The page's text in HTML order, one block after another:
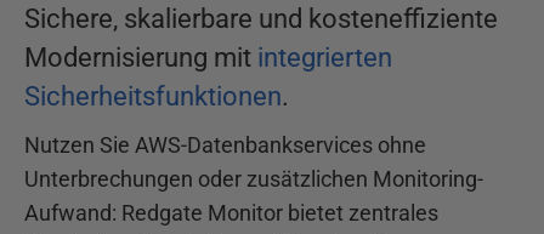
Sichere, skalierbare und kosteneffiziente
Modernisierung mit integrierten
Sicherheitsfunktionen.
Nutzen Sie AWS-Datenbankservices ohne
Unterbrechungen oder zusätzlichen Monitoring-
Aufwand: Redgate Monitor bietet zentrales